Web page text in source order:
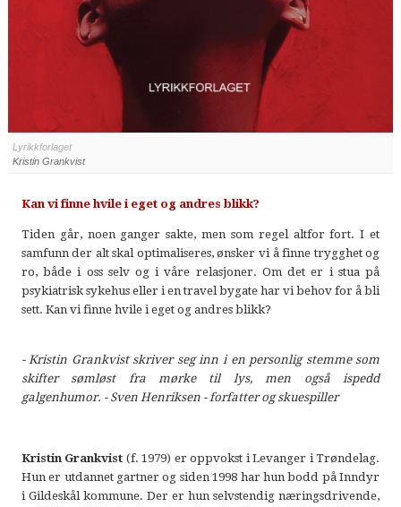
Lyrikkforlaget
Kristin Grankvist
Kan vi finne hvile i eget og andres blikk?
Tiden går, noen ganger sakte, men som regel altfor fort. I et
samfunn der alt skal optimaliseres, ønsker vi å finne trygghet og
ro, både i oss selv og i våre relasjoner. Om det er i stua på
psykiatrisk sykehus eller i en travel bygate har vi behov for å bli
sett. Kan vi finne hvile i eget og andres blikk?
- Kristin Grankvist skriver seg inn i en personlig stemme som
skifter sømløst fra mørke til lys, men også
ispedd
galgenhumor. - Sven Henriksen - forfatter og skuespiller
Kristin Grankvist (f. 1979) er oppvokst i Levanger i Trøndelag.
Hun er utdannet gartner og siden 1998 har hun bodd på Inndyr
i Gildeskål kommune. Der er hun selvstendig næringsdrivende,